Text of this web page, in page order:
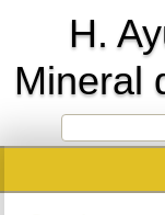
H.
Mineral